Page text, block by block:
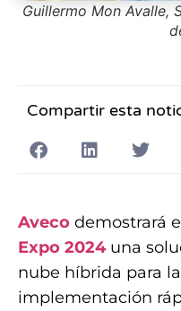
Guillermo Mon Avalle,
Compartir esta
Aveco demostrará
Expo 2024una
nube híbrida para la
implementación